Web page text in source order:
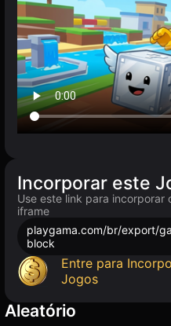
Incorporar este
Use este link para incorporar
iframe
playgama.com/br/export/
block
Entre para
Jogos
Aleatório